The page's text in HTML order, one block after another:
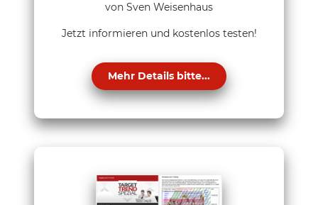
von Sven Weisenhaus
Jetzt informieren und kostenlos testen!
Mehr Details bitte...